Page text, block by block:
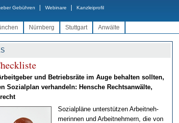
Gebühren Webinare Kanzleiprofil
Nürnberg Stuttgart Anwälte
und Be­triebs­rä­te im Au­ge be­hal­ten soll­ten,
So­zi­al­plan ver­han­deln: Hen­sche Rechts­an­wäl­te,
So­zi­al­plä­ne un­ter­stüt­zen Ar­beit­neh­
me­rin­nen und Ar­beit­neh­mern, die von